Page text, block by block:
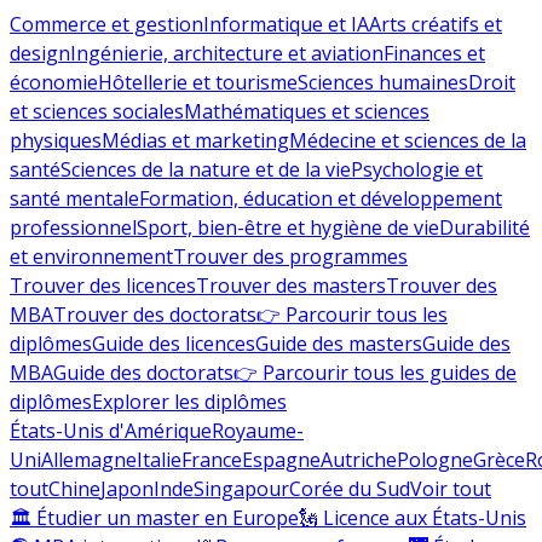
Commerce et gestionInformatique et IAArts créatifs et
designIngénierie, architecture et aviationFinances et
économieHôtellerie et tourismeSciences humainesDroit
et sciences socialesMathématiques et sciences
physiquesMédias et marketingMédecine et sciences de la
santéSciences de la nature et de la viePsychologie et
santé mentaleFormation, éducation et développement
professionnelSport, bien-être et hygiène de vieDurabilité
et environnementTrouver des programmes
Trouver des licencesTrouver des mastersTrouver des
MBATrouver des doctorats👉 Parcourir tous les
diplômesGuide des licencesGuide des mastersGuide des
MBAGuide des doctorats👉 Parcourir tous les guides de
diplômesExplorer les diplômes
États-Unis d'AmériqueRoyaume-
UniAllemagneItalieFranceEspagneAutrichePologneGrèce
toutChineJaponIndeSingapourCorée du SudVoir tout
🏛 Étudier un master en Europe🗽 Licence aux États-Unis